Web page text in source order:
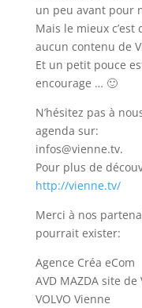
un peu avant pour
Mais le mieux
aucun contenu de
Et un petit pouce
encourage … 🙂
N’hésitez pas à
agenda sur:
infos@vienne.tv.
Pour plus de
http://vienne.tv/
Merci à nos
pourrait exister:
Agence Créa eCom
AVD MAZDA site
VOLVO Vienne